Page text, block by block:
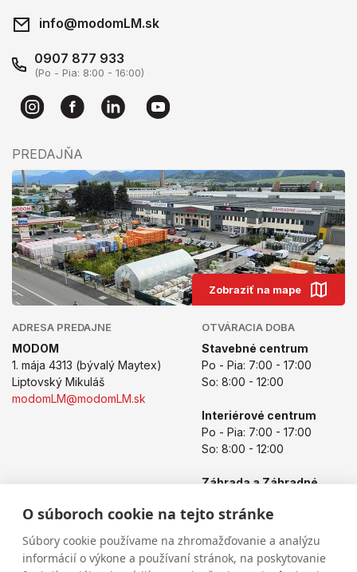
O súboroch cookie na tejto stránke
Súbory cookie používame na zhromažďovanie a analýzu
informácií o výkone a používaní stránok, na poskytovanie
info@modomLM.sk
0907 877 933
(Po - Pia: 8:00 - 16:00)
PREDAJŇA
Zobraziť na mape
ADRESA PREDAJNE
MODOM
1. mája 4313 (bývalý Maytex)
Liptovský Mikuláš
modomLM@modomLM.sk
OTVÁRACIA DOBA
Stavebné centrum
Po - Pia: 7:00 - 17:00
So: 8:00 - 12:00
Interiérové centrum
Po - Pia: 7:00 - 17:00
So: 8:00 - 12:00
Záhrada a Záhradné
Po - Pia: 8:00 - 17:00
So: 8:00 - 12:00